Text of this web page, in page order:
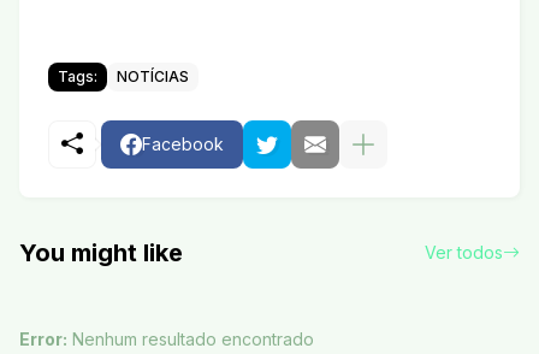
Tags: NOTÍCIAS
Facebook
You might like Ver todos
Error: Nenhum resultado encontrado